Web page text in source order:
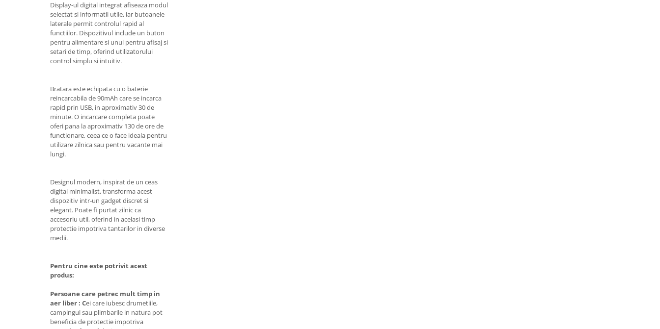
Display-ul digital integrat afiseaza modul
selectat si informatii utile, iar butoanele
laterale permit controlul rapid al
functiilor. Dispozitivul include un buton
pentru alimentare si unul pentru afisaj si
setari de timp, oferind utilizatorului
control simplu si intuitiv.
Bratara este echipata cu o baterie
reincarcabila de 90mAh care se incarca
rapid prin USB, in aproximativ 30 de
minute. O incarcare completa poate
oferi pana la aproximativ 130 de ore de
functionare, ceea ce o face ideala pentru
utilizare zilnica sau pentru vacante mai
lungi.
Designul modern, inspirat de un ceas
digital minimalist, transforma acest
dispozitiv intr-un gadget discret si
elegant. Poate fi purtat zilnic ca
accesoriu util, oferind in acelasi timp
protectie impotriva tantarilor in diverse
medii.
Pentru cine este potrivit acest
produs:
Persoane care petrec mult timp in
aer liber : Cei care iubesc drumetiile,
campingul sau plimbarile in natura pot
beneficia de protectie impotriva